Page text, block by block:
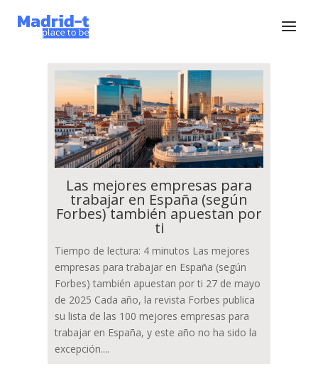
Las mejores empresas para
trabajar en España (según
Forbes) también apuestan por
ti
Tiempo de lectura: 4 minutos Las mejores
empresas para trabajar en España (según
Forbes) también apuestan por ti 27 de mayo
de 2025 Cada año, la revista Forbes publica
su lista de las 100 mejores empresas para
trabajar en España, y este año no ha sido la
excepción....